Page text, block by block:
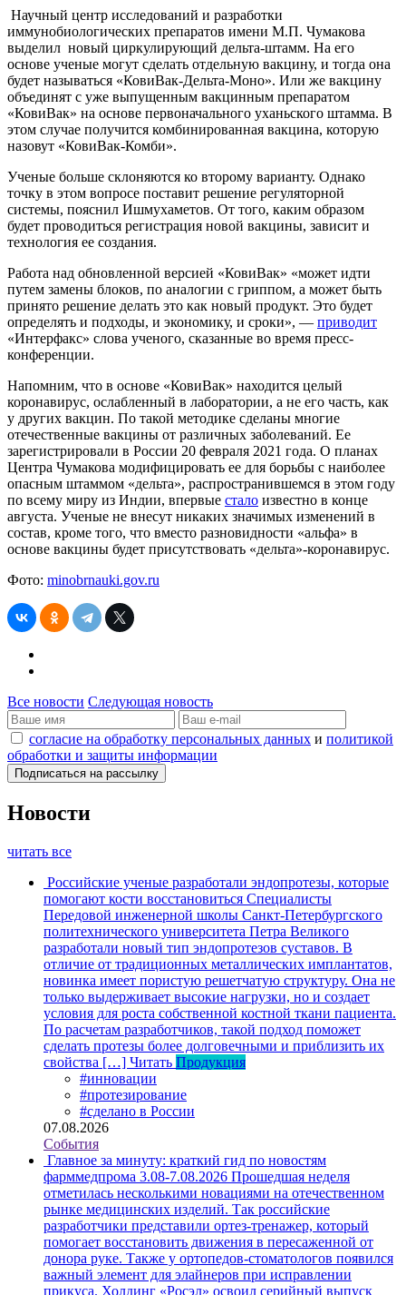
Научный центр исследований и разработки
иммунобиологических препаратов имени М.П. Чумакова
выделил новый циркулирующий дельта-штамм. На его
основе ученые могут сделать отдельную вакцину, и тогда она
будет называться «КовиВак-Дельта-Моно». Или же вакцину
объединят с уже выпущенным вакцинным препаратом
«КовиВак» на основе первоначального уханьского штамма. В
этом случае получится комбинированная вакцина, которую
назовут «КовиВак-Комби».
Ученые больше склоняются ко второму варианту. Однако
точку в этом вопросе поставит решение регуляторной
системы, пояснил Ишмухаметов. От того, каким образом
будет проводиться регистрация новой вакцины, зависит и
технология ее создания.
Работа над обновленной версией «КовиВак» «может идти
путем замены блоков, по аналогии с гриппом, а может быть
принято решение делать это как новый продукт. Это будет
определять и подходы, и экономику, и сроки», — приводит
«Интерфакс» слова ученого, сказанные во время пресс-
конференции.
Напомним, что в основе «КовиВак» находится целый
коронавирус, ослабленный в лаборатории, а не его часть, как
у других вакцин. По такой методике сделаны многие
отечественные вакцины от различных заболеваний. Ее
зарегистрировали в России 20 февраля 2021 года. О планах
Центра Чумакова модифицировать ее для борьбы с наиболее
опасным штаммом «дельта», распространившемся в этом году
по всему миру из Индии, впервые стало известно в конце
августа. Ученые не внесут никаких значимых изменений в
состав, кроме того, что вместо разновидности «альфа» в
основе вакцины будет присутствовать «дельта»-коронавирус.
Фото: minobrnauki.gov.ru
Все новости Следующая новость
согласие на обработку персональных данных и политикой
обработки и защиты информации
Новости
читать все
Российские ученые разработали эндопротезы, которые
помогают кости восстановиться Специалисты
Передовой инженерной школы Санкт-Петербургского
политехнического университета Петра Великого
разработали новый тип эндопротезов суставов. В
отличие от традиционных металлических имплантатов,
новинка имеет пористую решетчатую структуру. Она не
только выдерживает высокие нагрузки, но и создает
условия для роста собственной костной ткани пациента.
По расчетам разработчиков, такой подход поможет
сделать протезы более долговечными и приблизить их
свойства […] Читать Продукция
#инновации
#протезирование
#сделано в России
07.08.2026
События
Главное за минуту: краткий гид по новостям
фарммедпрома 3.08-7.08.2026 Прошедшая неделя
отметилась несколькими новациями на отечественном
рынке медицинских изделий. Так российские
разработчики представили ортез-тренажер, который
помогает восстановить движения в пересаженной от
донора руке. Также у ортопедов-стоматологов появился
важный элемент для элайнеров при исправлении
прикуса. Холдинг «Росэл» освоил серийный выпуск